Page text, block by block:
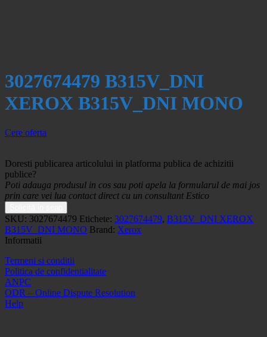
3027674479 B315V_DNI
XEROX B315V_DNI MONO
Cere oferta
Doresti publicarea articolului in platforma publica de achizitii
publice?
Poti adauga produsul in cos sau poti apela la formularul de mai jos
prin care vei lua contact direct cu un consultant Estico
SKU: 3027674479 Etichete: 3027674479, B315V_DNI XEROX
B315V_DNI MONO Brand: Xerox
Informatii
Termeni si conditii
Politica de confidentialitate
ANPC
ODR – Online Dispute Resolution
Help